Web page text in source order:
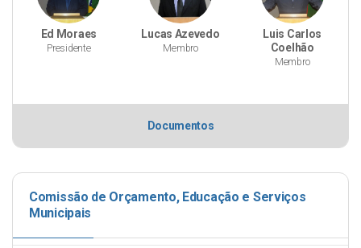
Ed Moraes
Presidente
Lucas Azevedo
Membro
Luis Carlos
Coelhão
Membro
Documentos
Comissão de Orçamento, Educação e Serviços
Municipais